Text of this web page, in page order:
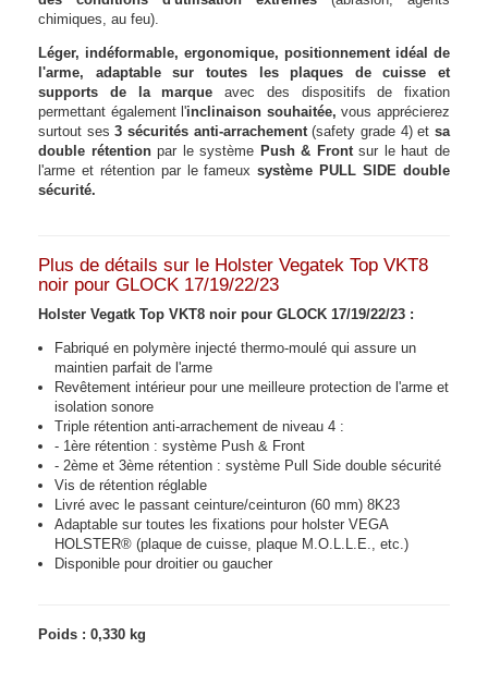
chimiques, au feu).
Léger, indéformable, ergonomique, positionnement idéal de
l'arme, adaptable sur toutes les plaques de cuisse et
supports de la marque avec des dispositifs de fixation
permettant également l'inclinaison souhaitée, vous apprécierez
surtout ses3 sécurités anti-arrachement(safety grade 4) etsa
double rétentionpar le système Push & Frontsur le haut de
l'arme et rétention par le fameuxsystème PULL SIDE double
sécurité.
Plus de détails sur le Holster Vegatek Top VKT8
noir pour GLOCK 17/19/22/23
Holster Vegatk Top VKT8 noir pour GLOCK 17/19/22/23 :
Fabriqué en polymère injecté thermo-moulé qui assure un
maintien parfait de l'arme
Revêtement intérieur pour une meilleure protection de l'arme et
isolation sonore
Triple rétention anti-arrachement de niveau 4 :
- 1ère rétention : système Push & Front
- 2ème et 3ème rétention : système Pull Side double sécurité
Vis de rétention réglable
Livré avec le passant ceinture/ceinturon (60 mm) 8K23
Adaptable sur toutes les fixations pour holster VEGA
HOLSTER® (plaque de cuisse, plaque M.O.L.L.E., etc.)
Disponible pour droitier ou gaucher
Poids : 0,330 kg